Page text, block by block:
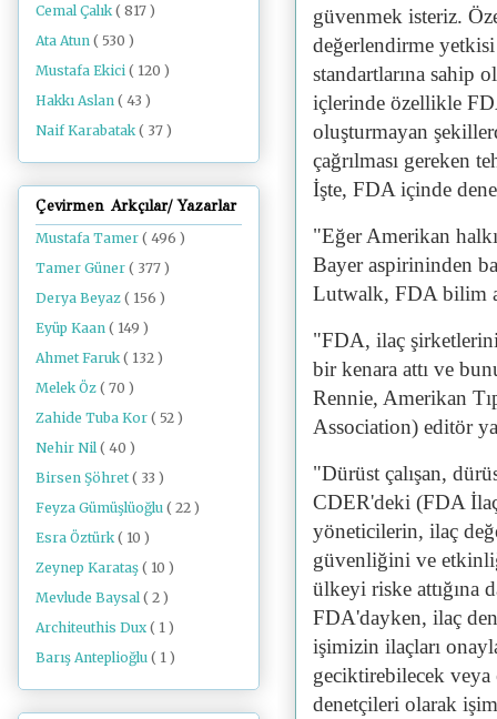
güvenmek isteriz.
değerlendirme
standartlarına sahip
içlerinde özellikle
oluşturmayan
çağrılması gereken
İşte, FDA içinde
"Eğer Amerikan
Bayer aspirininden
Lutwalk, FDA bilim
"FDA, ilaç
bir kenara attı ve
Rennie, Amerikan
Association) editör
"Dürüst çalışan,
CDER'deki (FDA
yöneticilerin, ilaç
güvenliğini ve
ülkeyi riske attığına
FDA'dayken, ilaç
işimizin ilaçları
geciktirebilecek
denetçileri olarak
Cemal Çalık( 817 )
Ata Atun ( 530 )
Mustafa Ekici ( 120 )
Hakkı Aslan ( 43 )
Naif Karabatak( 37 )
Çevirmen Arkçılar/ Yazarlar
Mustafa Tamer ( 496 )
Tamer Güner ( 377 )
Derya Beyaz ( 156 )
Eyüp Kaan ( 149 )
Ahmet Faruk ( 132 )
Melek Öz ( 70 )
Zahide Tuba Kor ( 52 )
Nehir Nil ( 40 )
Birsen Şöhret ( 33 )
Feyza Gümüşlüoğlu ( 22 )
Esra Öztürk ( 10 )
Zeynep Karataş ( 10 )
Mevlude Baysal ( 2 )
Architeuthis Dux ( 1 )
Barış Anteplioğlu ( 1 )